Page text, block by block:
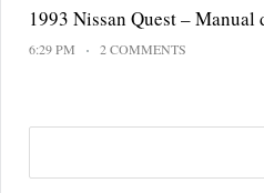
1993 Nissan Quest –
6:29 PM 2 COMMENTS